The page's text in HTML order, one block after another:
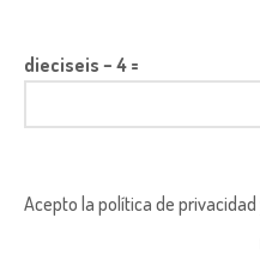
dieciseis − 4 =
Acepto la política de privacidad